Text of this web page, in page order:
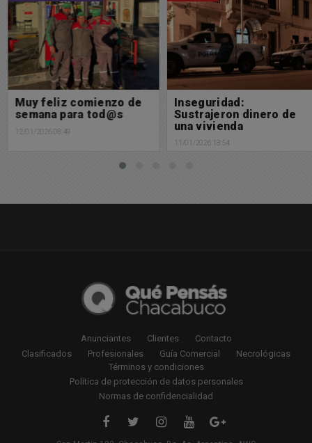
Muy feliz comienzo de
semana para tod@s
12/01/2026 08:49
Inseguridad:
Sustrajeron dinero de
una vivienda
11/01/2026 18:54
Anunciantes Clientes
Contacto
Clasificados
Profesionales Guía Comercial
Necrológicas
Términos y condiciones
Política de protección de datos personales
Normas de confidencialidad